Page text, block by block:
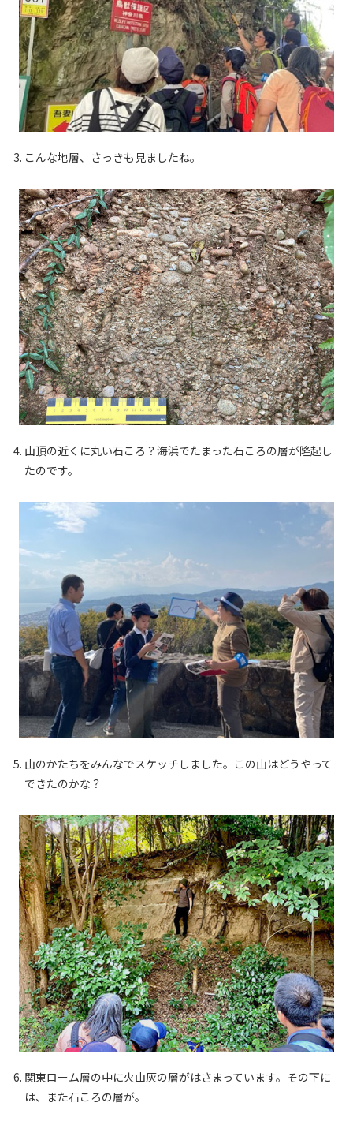
3. こんな地層、さっきも見ましたね。
4. 山頂の近くに丸い石ころ？海浜でたまった石ころの層が隆起し
たのです。
5. 山のかたちをみんなでスケッチしました。この山はどうやって
できたのかな？
6. 関東ローム層の中に火山灰の層がはさまっています。その下に
は、また石ころの層が。